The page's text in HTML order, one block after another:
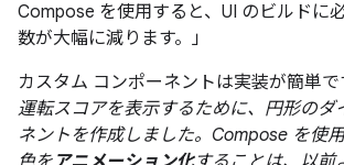
Compose を使用すると、UI のビルドに
数が大幅に減ります。」
カスタム コンポーネントは実装が簡単で
運転スコアを表示するために、円形のダ
ネントを作成しました。Compose を使